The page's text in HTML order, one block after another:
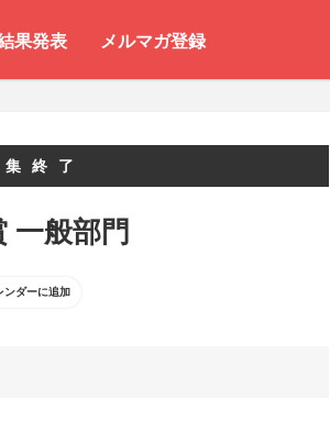
果発表 メルマガ登録
集終了
一般部門
ダーに追加